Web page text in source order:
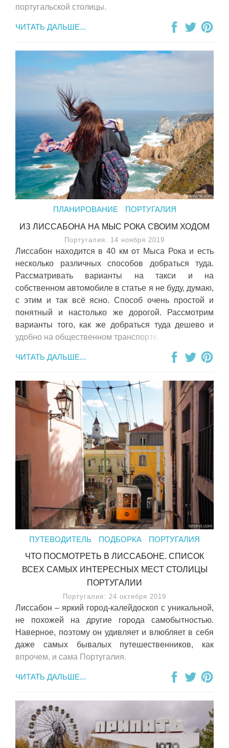
португальской столицы.
ЧИТАТЬ ДАЛЬШЕ...
ПЛАНИРОВАНИЕ
ПОРТУГАЛИЯ
ИЗ ЛИССАБОНА НА МЫС РОКА СВОИМ ХОДОМ
Португалия: 14 ноября 2019
Лиссабон находится в 40 км от Мыса Рока и есть
несколько различных способов добраться туда.
Рассматривать варианты на такси и на
собственном автомобиле в статье я не буду, думаю,
с этим и так всё ясно. Способ очень простой и
понятный и настолько же дорогой. Рассмотрим
варианты того, как же добраться туда дешево и
удобно на общественном транспорте.
ЧИТАТЬ ДАЛЬШЕ...
ПУТЕВОДИТЕЛЬ ПОДБОРКА
ПОРТУГАЛИЯ
ЧТО ПОСМОТРЕТЬ В ЛИССАБОНЕ. СПИСОК
ВСЕХ САМЫХ ИНТЕРЕСНЫХ МЕСТ СТОЛИЦЫ
ПОРТУГАЛИИ
Португалия: 24 октября 2019
Лиссабон – яркий город-калейдоскоп с уникальной,
не похожей на другие города самобытностью.
Наверное, поэтому он удивляет и влюбляет в себя
даже самых бывалых путешественников, как
впрочем, и сама Португалия.
ЧИТАТЬ ДАЛЬШЕ...